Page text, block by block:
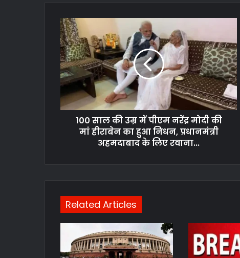
100 साल की उम्र में पीएम नरेंद्र मोदी की
मां हीराबेन का हुआ निधन, प्रधानमंत्री
अहमदाबाद के लिए रवाना...
Related Articles